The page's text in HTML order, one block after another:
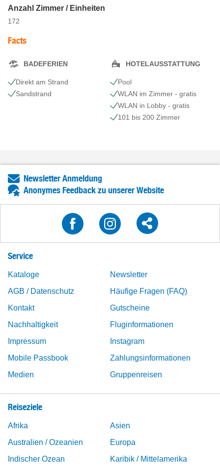
Anzahl Zimmer / Einheiten
172
Facts
BADEFERIEN
Direkt am Strand
Sandstrand
HOTELAUSSTATTUNG
Pool
WLAN im Zimmer - gratis
WLAN in Lobby - gratis
101 bis 200 Zimmer
Newsletter Anmeldung
Anonymes Feedback zu unserer Website
Service
Kataloge
Newsletter
AGB / Datenschutz
Häufige Fragen (FAQ)
Kontakt
Gutscheine
Nachhaltigkeit
Fluginformationen
Impressum
Instagram
Mobile Passbook
Zahlungsinformationen
Medien
Gruppenreisen
Reiseziele
Afrika
Asien
Australien / Ozeanien
Europa
Indischer Ozean
Karibik / Mittelamerika